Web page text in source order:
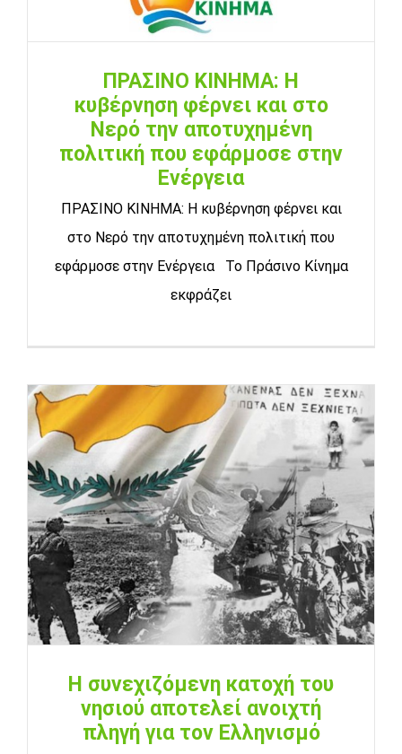
ΠΡΑΣΙΝΟ ΚΙΝΗΜΑ: Η
κυβέρνηση φέρνει και στο
Νερό την αποτυχημένη
πολιτική που εφάρμοσε στην
Ενέργεια
ΠΡΑΣΙΝΟ ΚΙΝΗΜΑ: Η κυβέρνηση φέρνει και
στο Νερό την αποτυχημένη πολιτική που
εφάρμοσε στην Ενέργεια Το Πράσινο Κίνημα
εκφράζει
Η συνεχιζόμενη κατοχή του
νησιού αποτελεί ανοιχτή
πληγή για τον Ελληνισμό